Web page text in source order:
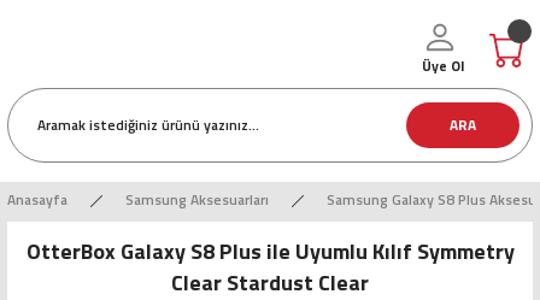
ARA
Üye Ol
Anasayfa Samsung Aksesuarları Samsung Galaxy S8 Plus
OtterBox Galaxy S8 Plus ile Uyumlu Kılıf Symmetry
Clear Stardust Clear